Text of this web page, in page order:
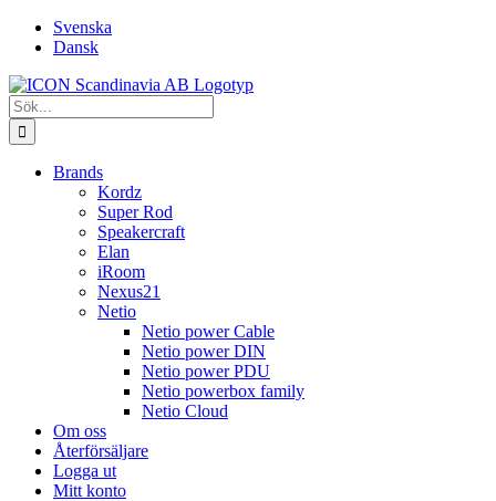
FortsättSvenska
Dansk
Sök
efter:
Brands
Kordz
Super Rod
Speakercraft
Elan
iRoom
Nexus21
Netio
Netio power Cable
Netio power DIN
Netio power PDU
Netio powerbox family
Netio Cloud
Om oss
Återförsäljare
Logga ut
Mitt konto